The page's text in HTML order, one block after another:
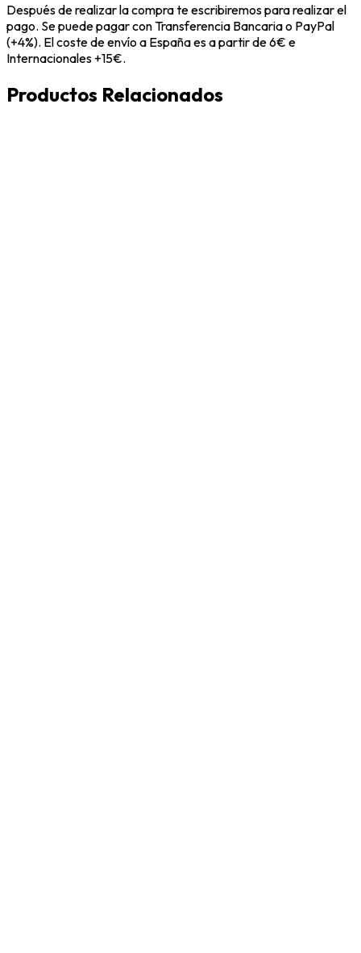
Después de realizar la compra te escribiremos para realizar el
pago. Se puede pagar con Transferencia Bancaria o PayPal
(+4%). El coste de envío a España es a partir de 6€ e
Internacionales +15€.
Productos Relacionados